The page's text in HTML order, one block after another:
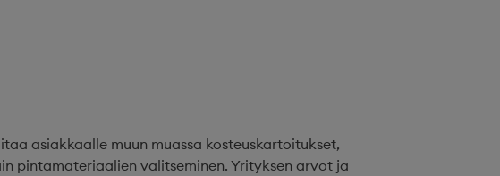
asiakkaalle muun muassa kosteuskartoitukset,
pintamateriaalien valitseminen. Yrityksen arvot ja